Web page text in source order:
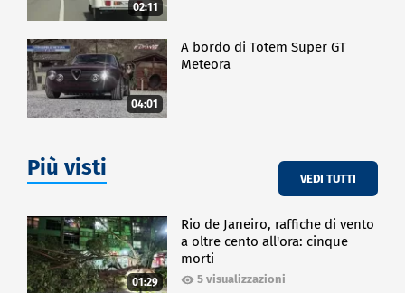
02:11
04:01
A bordo di Totem Super GT
Meteora
Più visti VEDI TUTTI
01:29
Rio de Janeiro, raffiche di vento
a oltre cento all'ora: cinque
morti
5 visualizzazioni